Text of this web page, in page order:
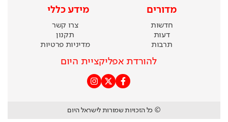
מדורים
חדשות
דעות
תרבות
מידע כללי
צרו קשר
תקנון
מדיניות פרטיות
להורדת אפליקציית היום
© כל הזכויות שמורות לישראל היום